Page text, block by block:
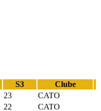
S3
Clube
23
CATO
22
CATO